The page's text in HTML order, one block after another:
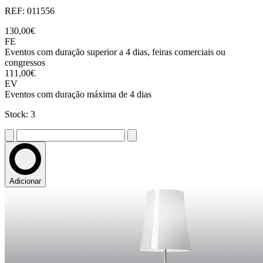
REF: 011556
130,00€
FE
Eventos com duração superior a 4 dias, feiras comerciais ou
congressos
111,00€
EV
Eventos com duração máxima de 4 dias
Stock: 3
Adicionar